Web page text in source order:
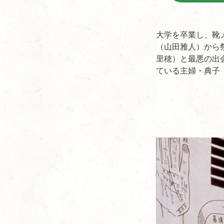
大学を卒業し、靴
（山田雅人）か
里穂）と最悪の出
ている主婦・典子